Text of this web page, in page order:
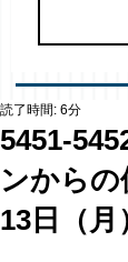
5451-
ンから
13日（月
読了時間: 6分